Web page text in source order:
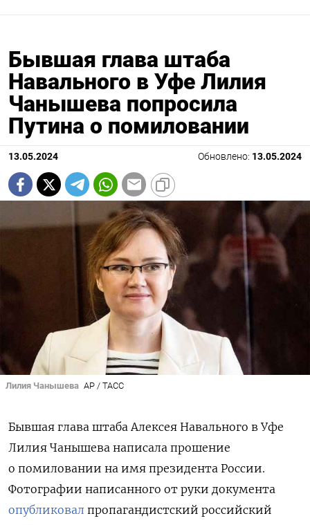
Бывшая глава штаба
Навального в Уфе Лилия
Чанышева попросила
Путина о помиловании
13.05.2024 Обновлено: 13.05.2024
Лилия Чанышева AP / TAСС
Бывшая глава штаба Алексея Навального в Уфе
Лилия Чанышева написала прошение
о помиловании на имя президента России.
Фотографии написанного от руки документа
опубликовал пропагандистский российский